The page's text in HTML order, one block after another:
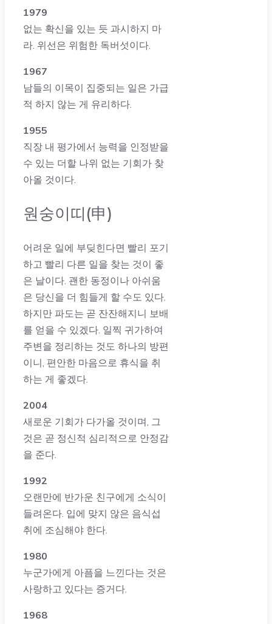
1979
없는 확신을 있는 듯 과시하지 마
라. 위선은 위험한 독버섯이다.
1967
남들의 이목이 집중되는 일은 가급
적 하지 않는 게 유리하다.
1955
직장 내 평가에서 능력을 인정받을
수 있는 더할 나위 없는 기회가 찾
아올 것이다.
원숭이띠(申)
어려운 일에 부딪힌다면 빨리 포기
하고 빨리 다른 일을 찾는 것이 좋
은 날이다. 괜한 동정이나 아쉬움
은 당신을 더 힘들게 할 수도 있다.
하지만 파도는 곧 잔잔해지니 보배
를 얻을 수 있겠다. 일찍 귀가하여
주변을 정리하는 것도 하나의 방편
이니, 편안한 마음으로 휴식을 취
하는 게 좋겠다.
2004
새로운 기회가 다가올 것이며, 그
것은 곧 정신적 심리적으로 안정감
을 준다.
1992
오랜만에 반가운 친구에게 소식이
들려온다. 입에 맞지 않은 음식섭
취에 조심해야 한다.
1980
누군가에게 아픔을 느낀다는 것은
사랑하고 있다는 증거다.
1968